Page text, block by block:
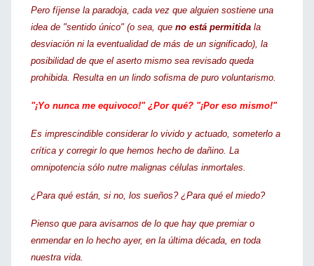
Pero fíjense la paradoja, cada vez que alguien sostiene una
idea de "sentido único" (o sea, que no está permitida la
desviación ni la eventualidad de más de un significado), la
posibilidad de que el aserto mismo sea revisado queda
prohibida. Resulta en un lindo sofisma de puro voluntarismo.
"¡Yo nunca me equivoco!" ¿Por qué? "¡Por eso mismo!"
Es imprescindible considerar lo vivido y actuado, someterlo a
crítica y corregir lo que hemos hecho de dañino. La
omnipotencia sólo nutre malignas células inmortales.
¿Para qué están, si no, los sueños? ¿Para qué el miedo?
Pienso que para avisarnos de lo que hay que premiar o
enmendar en lo hecho ayer, en la última década, en toda
nuestra vida.